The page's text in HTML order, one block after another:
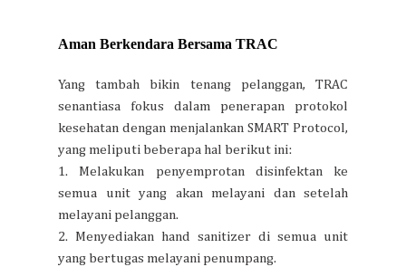
Aman Berkendara Bersama TRAC
Yang tambah bikin tenang pelanggan, TRAC
senantiasa fokus dalam penerapan protokol
kesehatan dengan menjalankan SMART Protocol,
yang meliputi beberapa hal berikut ini:
1. Melakukan penyemprotan disinfektan ke
semua unit yang akan melayani dan setelah
melayani pelanggan.
2. Menyediakan hand sanitizer di semua unit
yang bertugas melayani penumpang.